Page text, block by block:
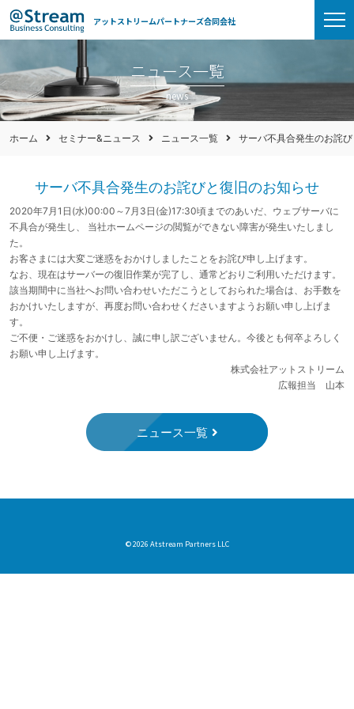
アットストリームパートナーズ合同会社
ニュース一覧
news
ホーム セミナー&ニュース ニュース一覧 サーバ不具合発生のお詫
サーバ不具合発生のお詫びと復旧のお知らせ
2020年7月1日(水)00:00～7月3日(金)17:30頃までのあいだ、ウェブサーバに
不具合が発生し、 当社ホームページの閲覧ができない障害が発生いたしまし
た。
お客さまには大変ご迷惑をおかけしましたことをお詫び申し上げます。
なお、現在はサーバーの復旧作業が完了し、通常どおりご利用いただけます。
該当期間中に当社へお問い合わせいただこうとしておられた場合は、お手数を
おかけいたしますが、再度お問い合わせくださいますようお願い申し上げま
す。
ご不便・ご迷惑をおかけし、誠に申し訳ございません。今後とも何卒よろしく
お願い申し上げます。
株式会社アットストリーム
広報担当 山本
ニュース一覧
© 2026 Atstream Partners LLC